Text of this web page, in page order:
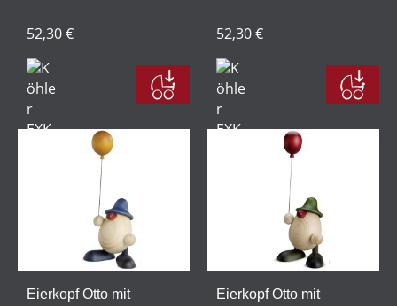
(ohne Klotz)
52,30 €
(ohne Klotz)
52,30 €
Eierkopf Otto mit
Eierkopf Otto mit